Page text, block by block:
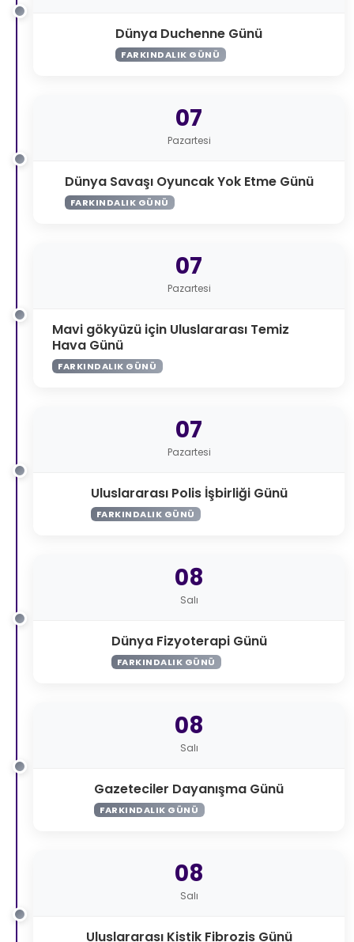
Dünya Duchenne Günü
FARKINDALIK GÜNÜ
07
Pazartesi
Dünya Savaşı Oyuncak Yok Etme Günü
FARKINDALIK GÜNÜ
07
Pazartesi
Mavi gökyüzü için Uluslararası Temiz
Hava Günü
FARKINDALIK GÜNÜ
07
Pazartesi
Uluslararası Polis İşbirliği Günü
FARKINDALIK GÜNÜ
08
Salı
Dünya Fizyoterapi Günü
FARKINDALIK GÜNÜ
08
Salı
Gazeteciler Dayanışma Günü
FARKINDALIK GÜNÜ
08
Salı
Uluslararası Kistik Fibrozis Günü